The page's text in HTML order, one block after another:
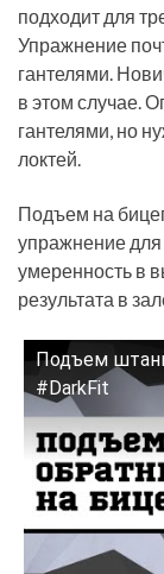
подходит для
Упражнение
гантелями.
в этом случае.
гантелями, но
локтей.
Подъем на
упражнение для
умеренность в
результата в
Подъем
#DarkFit
Смотрите это